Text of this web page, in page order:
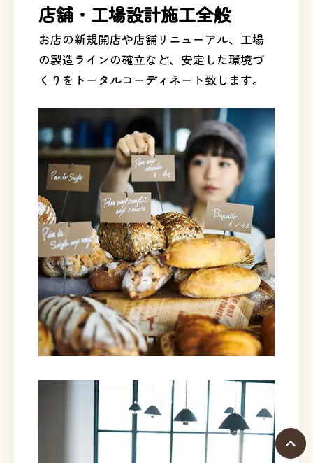
店舗・工場設計施工全般
お店の新規開店や店舗リニューアル、工場
の製造ラインの確立など、安定した環境づ
くりをトータルコーディネート致します。